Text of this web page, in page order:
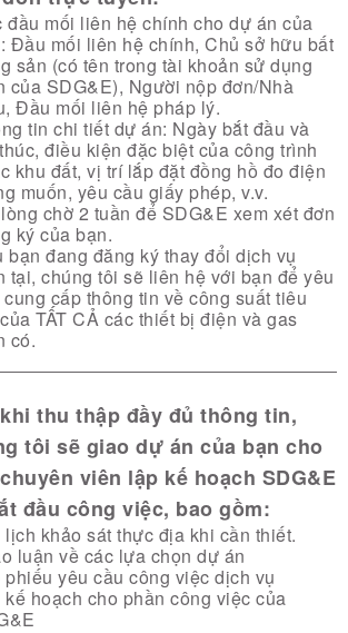
đầu mối liên hệ chính cho dự án của
Đầu mối liên hệ chính, Chủ sở hữu bất
sản (có tên trong tài khoản sử dụng
của SDG&E), Người nộp đơn/Nhà
Đầu mối liên hệ pháp lý.
tin chi tiết dự án: Ngày bắt đầu và
điều kiện đặc biệt của công trình
khu đất, vị trí lắp đặt đồng hồ đo điện
muốn, yêu cầu giấy phép, v.v.
chờ 2 tuần để SDG&E xem xét đơn
ký của bạn.
bạn đang đăng ký thay đổi dịch vụ
tại, chúng tôi sẽ liên hệ với bạn để yêu
cấp thông tin về công suất tiêu
TẤT CẢ các thiết bị điện và gas
có.
thu thập đầy đủ thông tin,
tôi sẽ giao dự án của bạn cho
viên lập kế hoạch SDG&E
đầu công việc, bao gồm:
lịch khảo sát thực địa khi cần thiết.
luận về các lựa chọn dự án
phiếu yêu cầu công việc dịch vụ
kế hoạch cho phần công việc của